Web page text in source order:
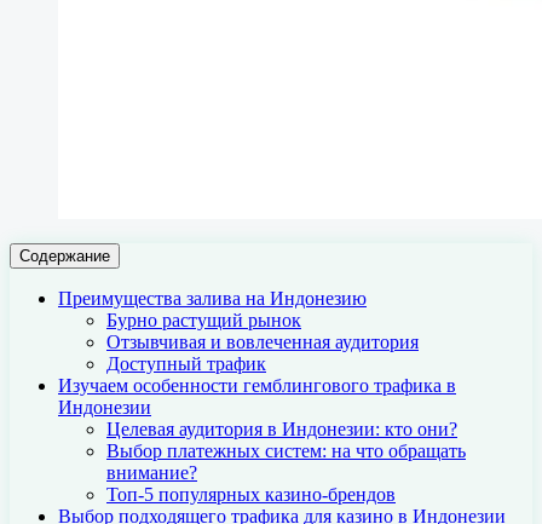
Содержание
Преимущества залива на Индонезию
Бурно растущий рынок
Отзывчивая и вовлеченная аудитория
Доступный трафик
Изучаем особенности гемблингового трафика в
Индонезии
Целевая аудитория в Индонезии: кто они?
Выбор платежных систем: на что обращать
внимание?
Топ-5 популярных казино-брендов
Выбор подходящего трафика для казино в Индонезии